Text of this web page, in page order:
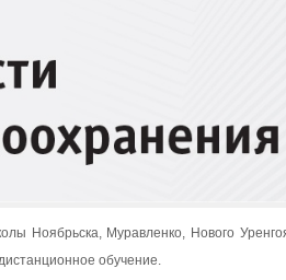
Ноябрьска, Муравленко, Нового
обучение.